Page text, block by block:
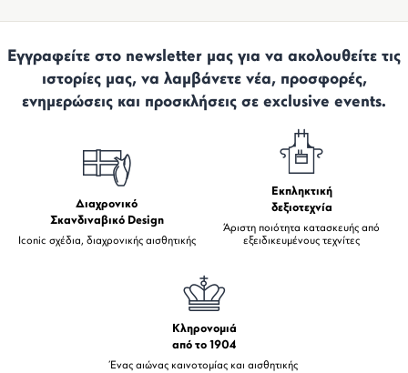
Εγγραφείτε στο newsletter μας για να ακολουθείτε τις
ιστορίες μας, να λαμβάνετε νέα, προσφορές,
ενημερώσεις και προσκλήσεις σε exclusive events.
Διαχρονικό
Σκανδιναβικό Design
Iconic σχέδια, διαχρονικής αισθητικής
Εκπληκτική
δεξιοτεχνία
Άριστη ποιότητα κατασκευής από
εξειδικευμένους τεχνίτες
Κληρονομιά
από το 1904
Ένας αιώνας καινοτομίας και αισθητικής